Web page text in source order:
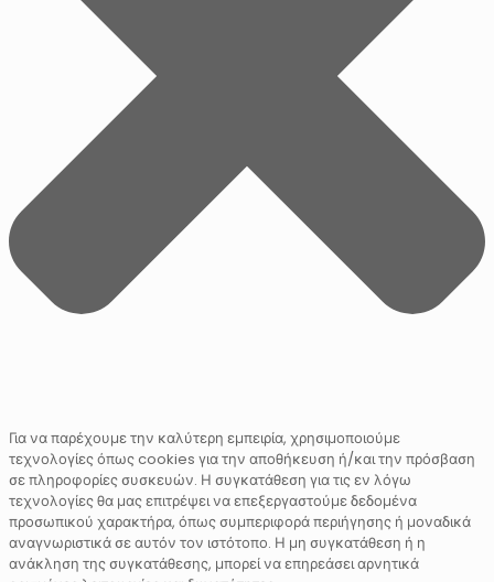
Για να παρέχουμε την καλύτερη εμπειρία, χρησιμοποιούμε
τεχνολογίες όπως cookies για την αποθήκευση ή/και την πρόσβαση
σε πληροφορίες συσκευών. Η συγκατάθεση για τις εν λόγω
τεχνολογίες θα μας επιτρέψει να επεξεργαστούμε δεδομένα
προσωπικού χαρακτήρα, όπως συμπεριφορά περιήγησης ή μοναδικά
αναγνωριστικά σε αυτόν τον ιστότοπο. Η μη συγκατάθεση ή η
ανάκληση της συγκατάθεσης, μπορεί να επηρεάσει αρνητικά